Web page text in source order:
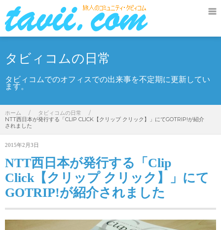
タビィコムの日常
タビィコムでのオフィスでの出来事を不定期に更新してい
ます。
ホーム / タビィコムの日常
/
NTT西日本が発行する「CLIP CLICK【クリップ クリック】」にてGOTRIP!が紹介
されました
2015年2月3日
NTT西日本が発行する「Clip
Click【クリップ クリック】」にて
GOTRIP!が紹介されました